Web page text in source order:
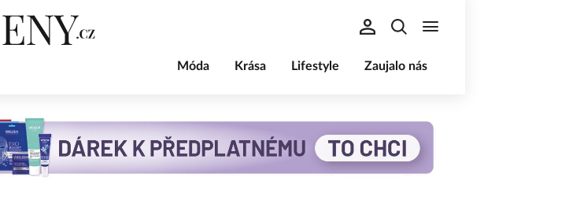
Móda Krása Lifestyle Zaujalo nás